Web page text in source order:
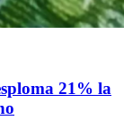
21% la